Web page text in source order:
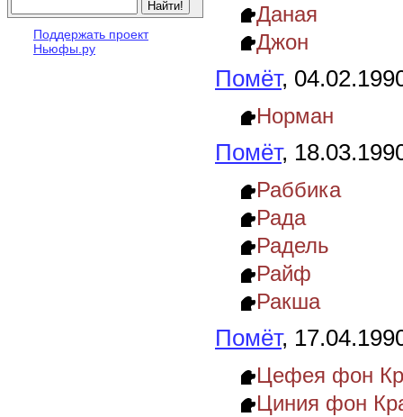
Поддержать проект
Ньюфы.ру
Даная
Джон
Помёт,
Норман
Помёт,
Раббика
Рада
Радель
Райф
Ракша
Помёт,
Цефея фон
Циния фон